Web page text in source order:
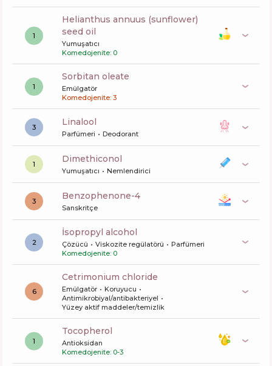
1
helianthus annuus (sunflower)
seed oil
Yumuşatıcı
Komedojenite: 0
1
sorbitan oleate
Emülgatör
Komedojenite: 3
3 linalool
Parfümeri Deodorant
1 dimethiconol
Yumuşatıcı Nemlendirici
3 benzophenone-4
Sanskritçe
2
isopropyl alcohol
Çözücü Viskozite regülatörü
Parfümeri
Komedojenite: 0
6
cetrimonium chloride
Emülgatör
Koruyucu
Antimikrobiyal/antibakteriyel
Yüzey aktif maddeler/temizlik
1
tocopherol
Antioksidan
Komedojenite: 0-3